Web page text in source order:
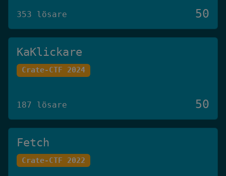
353 lösare 50
KaKlickare
Crate-CTF 2024
187 lösare 50
Fetch
Crate-CTF 2022